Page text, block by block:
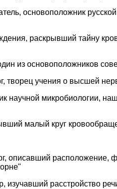
основоположник
раскрывший тайну
из основоположников
учения о высшей
научной микробиологии,
малый круг
описавший расположение,
расстройство